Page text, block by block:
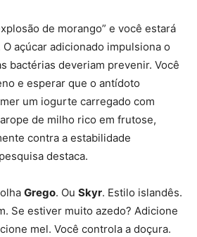
de morango” e você estará
açúcar adicionado impulsiona o
bactérias deveriam prevenir. Você
e esperar que o antídoto
um iogurte carregado com
de milho rico em frutose,
contra a estabilidade
destaca.
Grego. Ou Skyr. Estilo islandês.
Se estiver muito azedo? Adicione
mel. Você controla a doçura.